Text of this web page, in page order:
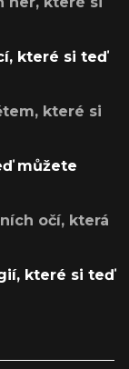
které si teď
které si
můžete
očí, která
které si teď